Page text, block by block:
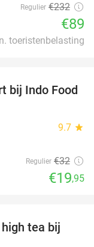
Regulier €232
€89
toeristenbelasting
38%
bij Indo Food
9.7 star
Regulier €32
€19,95
34%
tea bij